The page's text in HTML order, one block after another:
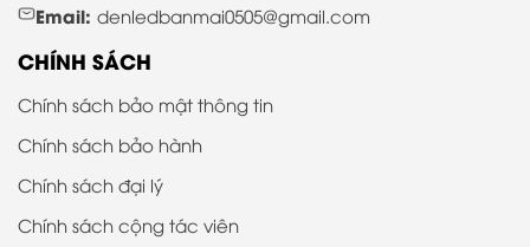
Email: denledbanmai0505@gmail.com
CHÍNH SÁCH
Chính sách bảo mật thông tin
Chính sách bảo hành
Chính sách đại lý
Chính sách cộng tác viên